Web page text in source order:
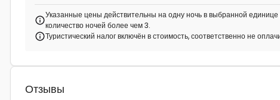
Указанные цены действительны на одну ночь в выбранной
количество ночей более чем 3.
Туристический налог включён в стоимость, соответственно не
Отзывы